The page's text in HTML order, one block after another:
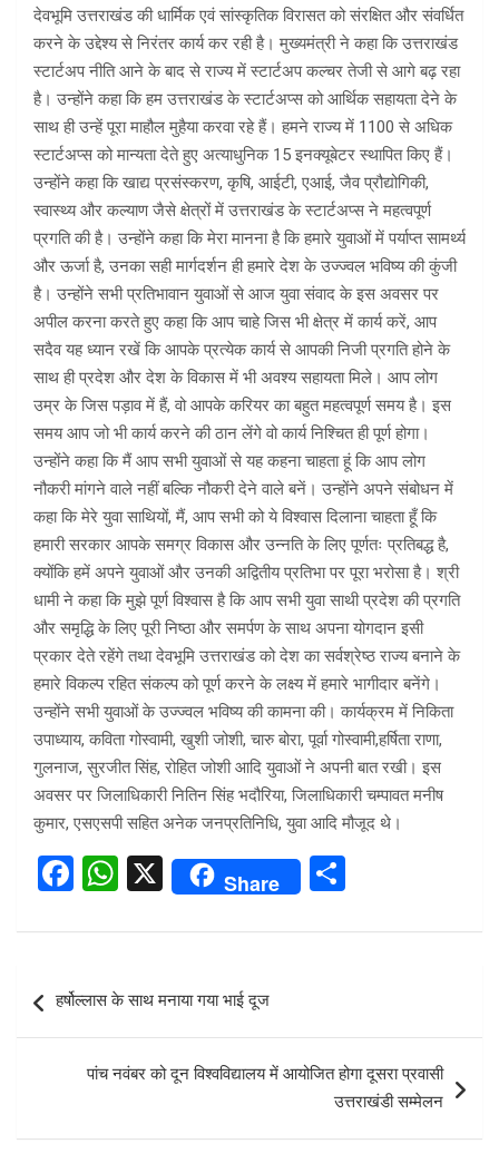
देवभूमि उत्तराखंड की धार्मिक एवं सांस्कृतिक विरासत को संरक्षित और संवर्धित
करने के उद्देश्य से निरंतर कार्य कर रही है। मुख्यमंत्री ने कहा कि उत्तराखंड
स्टार्टअप नीति आने के बाद से राज्य में स्टार्टअप कल्चर तेजी से आगे बढ़ रहा
है। उन्होंने कहा कि हम उत्तराखंड के स्टार्टअप्स को आर्थिक सहायता देने के
साथ ही उन्हें पूरा माहौल मुहैया करवा रहे हैं। हमने राज्य में 1100 से अधिक
स्टार्टअप्स को मान्यता देते हुए अत्याधुनिक 15 इनक्यूबेटर स्थापित किए हैं।
उन्होंने कहा कि खाद्य प्रसंस्करण, कृषि, आईटी, एआई, जैव प्रौद्योगिकी,
स्वास्थ्य और कल्याण जैसे क्षेत्रों में उत्तराखंड के स्टार्टअप्स ने महत्वपूर्ण
प्रगति की है। उन्होंने कहा कि मेरा मानना है कि हमारे युवाओं में पर्याप्त सामर्थ्य
और ऊर्जा है, उनका सही मार्गदर्शन ही हमारे देश के उज्ज्वल भविष्य की कुंजी
है। उन्होंने सभी प्रतिभावान युवाओं से आज युवा संवाद के इस अवसर पर
अपील करना करते हुए कहा कि आप चाहे जिस भी क्षेत्र में कार्य करें, आप
सदैव यह ध्यान रखें कि आपके प्रत्येक कार्य से आपकी निजी प्रगति होने के
साथ ही प्रदेश और देश के विकास में भी अवश्य सहायता मिले। आप लोग
उम्र के जिस पड़ाव में हैं, वो आपके करियर का बहुत महत्वपूर्ण समय है। इस
समय आप जो भी कार्य करने की ठान लेंगे वो कार्य निश्चित ही पूर्ण होगा।
उन्होंने कहा कि मैं आप सभी युवाओं से यह कहना चाहता हूं कि आप लोग
नौकरी मांगने वाले नहीं बल्कि नौकरी देने वाले बनें। उन्होंने अपने संबोधन में
कहा कि मेरे युवा साथियों, मैं, आप सभी को ये विश्वास दिलाना चाहता हूँ कि
हमारी सरकार आपके समग्र विकास और उन्नति के लिए पूर्णतः प्रतिबद्ध है,
क्योंकि हमें अपने युवाओं और उनकी अद्वितीय प्रतिभा पर पूरा भरोसा है। श्री
धामी ने कहा कि मुझे पूर्ण विश्वास है कि आप सभी युवा साथी प्रदेश की प्रगति
और समृद्धि के लिए पूरी निष्ठा और समर्पण के साथ अपना योगदान इसी
प्रकार देते रहेंगे तथा देवभूमि उत्तराखंड को देश का सर्वश्रेष्ठ राज्य बनाने के
हमारे विकल्प रहित संकल्प को पूर्ण करने के लक्ष्य में हमारे भागीदार बनेंगे।
उन्होंने सभी युवाओं के उज्ज्वल भविष्य की कामना की। कार्यक्रम में निकिता
उपाध्याय, कविता गोस्वामी, खुशी जोशी, चारु बोरा, पूर्वा गोस्वामी,हर्षिता राणा,
गुलनाज, सुरजीत सिंह, रोहित जोशी आदि युवाओं ने अपनी बात रखी। इस
अवसर पर जिलाधिकारी नितिन सिंह भदौरिया, जिलाधिकारी चम्पावत मनीष
कुमार, एसएसपी सहित अनेक जनप्रतिनिधि, युवा आदि मौजूद थे।
F
ce
b
o
o
k
W
at
A
p
p
X Share
ar
navigation
हर्षोल्लास के साथ मनाया गया भाई दूज
पांच नवंबर को दून विश्वविद्यालय में आयोजित होगा दूसरा प्रवासी
उत्तराखंडी सम्मेलन